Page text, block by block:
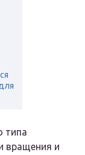
типа
вращения и